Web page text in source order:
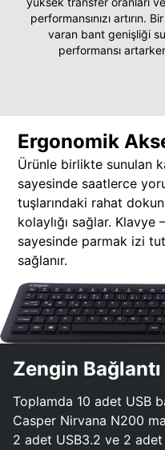
performansınızı artırın.
varan bant genişliği
performansı
Ergonomik
Ürünle birlikte sunulan
sayesinde saatlerce
tuşlarındaki rahat
kolaylığı sağlar. Klavye
sayesinde parmak izi
sağlanır.
Zengin
Toplamda 10 adet USB
Casper Nirvana N200
2 adet USB3.2 ve 2 adet